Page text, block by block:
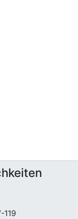
119